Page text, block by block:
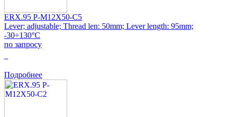
ERX.95 P-M12X50-C5
Lever; adjustable; Thread len: 50mm; Lever length: 95mm;
-30÷130°C
по запросу
Подробнее